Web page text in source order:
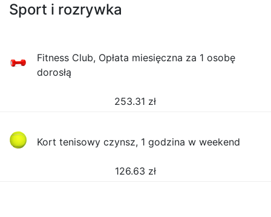
Sport i rozrywka
Fitness Club, Opłata miesięczna za 1 osobę
dorosłą
253.31 zł
Kort tenisowy czynsz, 1 godzina w weekend
126.63 zł